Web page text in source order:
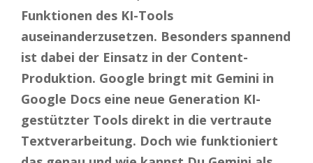
Funktionen des KI-Tools
auseinanderzusetzen. Besonders spannend
ist dabei der Einsatz in der Content-
Produktion. Google bringt mit Gemini in
Google Docs eine neue Generation KI-
gestützter Tools direkt in die vertraute
Textverarbeitung. Doch wie funktioniert